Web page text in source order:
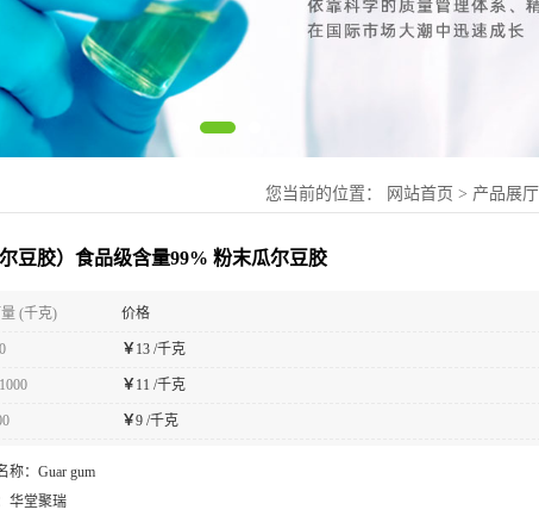
您当前的位置： 网站首页 > 产品展厅
尔豆胶）食品级含量99% 粉末瓜尔豆胶
(千克) 价格
￥ 13 /千克
￥ 11 /千克
￥9 /千克
称： Guar gum
华堂聚瑞